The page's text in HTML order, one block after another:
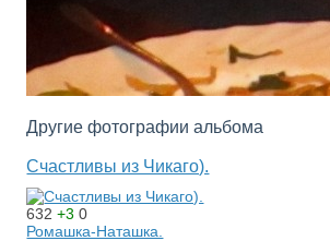
Другие фотографии альбома
Счастливы из Чикаго).
632+30
Ромашка-Наташка.